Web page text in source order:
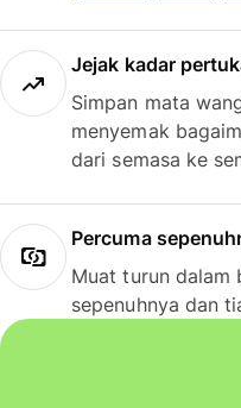
Jejak kadar
Simpan mata
menyemak
dari semasa ke
Percuma
Muat turun dalam
sepenuhnya dan